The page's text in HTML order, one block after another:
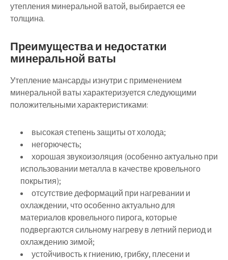
утепления минеральной ватой, выбирается ее
толщина.
Преимущества и недостатки
минеральной ваты
Утепление мансарды изнутри с применением
минеральной ваты характеризуется следующими
положительными характеристиками:
высокая степень защиты от холода;
негорючесть;
хорошая звукоизоляция (особенно актуально при
использовании металла в качестве кровельного
покрытия);
отсутствие деформаций при нагревании и
охлаждении, что особенно актуально для
материалов кровельного пирога, которые
подвергаются сильному нагреву в летний период и
охлаждению зимой;
устойчивость к гниению, грибку, плесени и